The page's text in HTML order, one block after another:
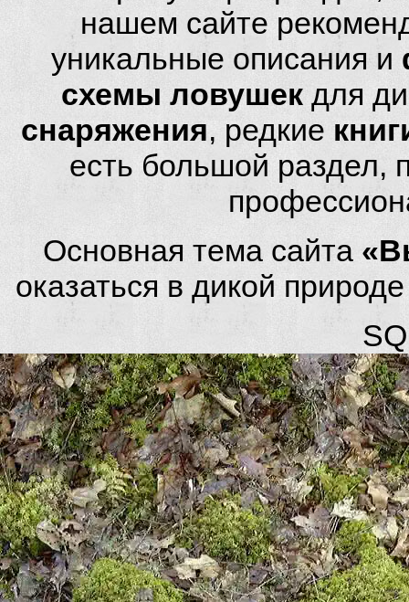
нашем сайте
уникальные описания и
схемы ловушек для
снаряжения, редкие
есть большой
Основная тема сайта
оказаться в дикой